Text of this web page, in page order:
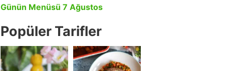
Günün Menüsü 7 Ağustos
Popüler Tarifler